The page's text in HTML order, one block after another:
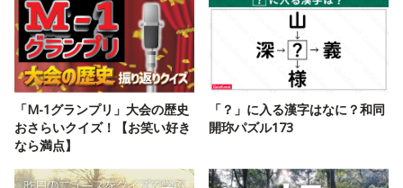
「M-1グランプリ」大会の歴史
おさらいクイズ！【お笑い好き
なら満点】
「？」に入る漢字はなに？和同
開珎パズル173